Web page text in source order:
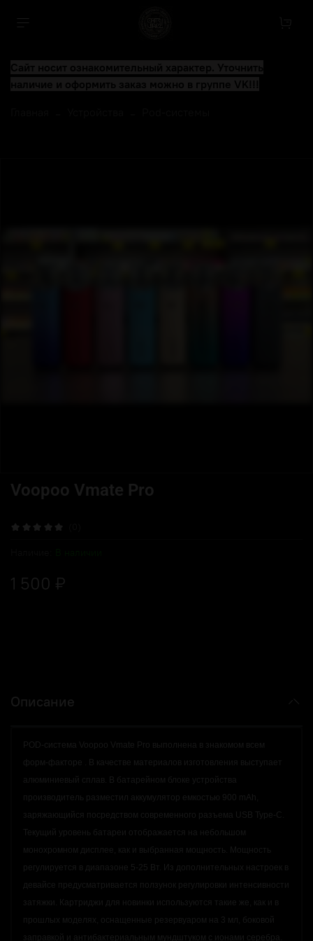
Voopoo Vmate Pro
1 500 ₽
Описание
POD-система Voopoo Vmate Pro выполнена в знакомом всем
форм-факторе . В качестве материалов изготовления выступает
алюминиевый сплав. В батарейном блоке устройства
производитель разместил аккумулятор емкостью 900 mAh,
заряжающийся посредством современного разъема USB Type-C.
Текущий уровень батареи отображается на небольшом
монохромном дисплее, как и выбранная мощность. Мощность
регулируется в диапазоне 5-25 Вт. Из дополнительных настроек в
девайсе предусматривается ползунок регулировки интенсивности
затяжки. Картриджи для новинки используются такие же, как и в
прошлых моделях, оснащенные резервуаром на 3 мл, боковой
заправкой и антибактериальным мундштуком с ионами серебра.